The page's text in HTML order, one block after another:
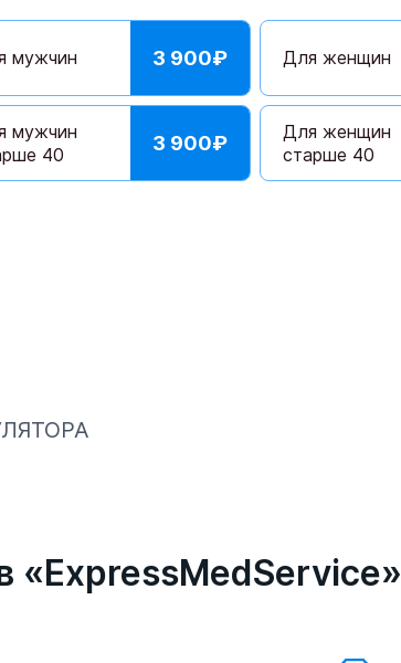
мужчин 3 900₽ Для женщин
мужчин
40
3 900₽
Для женщин
старше 40